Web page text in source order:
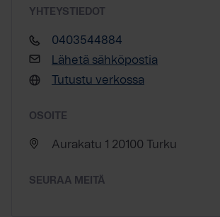
YHTEYSTIEDOT
0403544884
Lähetä sähköpostia
Tutustu verkossa
OSOITE
Aurakatu 1 20100 Turku
SEURAA MEITÄ